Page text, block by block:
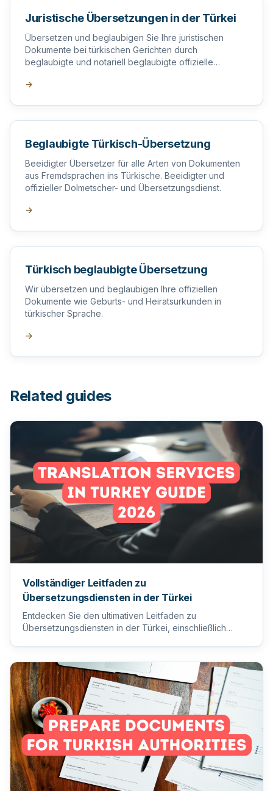
Juristische Übersetzungen in der Türkei
Übersetzen und beglaubigen Sie Ihre juristischen
Dokumente bei türkischen Gerichten durch
beglaubigte und notariell beglaubigte offizielle
→
Beglaubigte Türkisch-Übersetzung
Beeidigter Übersetzer für alle Arten von Dokumenten
aus Fremdsprachen ins Türkische. Beeidigter und
offizieller Dolmetscher- und Übersetzungsdienst.
→
Türkisch beglaubigte Übersetzung
Wir übersetzen und beglaubigen Ihre offiziellen
Dokumente wie Geburts- und Heiratsurkunden in
türkischer Sprache.
→
Related guides
Vollständiger Leitfaden zu
Übersetzungsdiensten in der Türkei
Entdecken Sie den ultimativen Leitfaden zu
Übersetzungsdiensten in der Türkei, einschließlich